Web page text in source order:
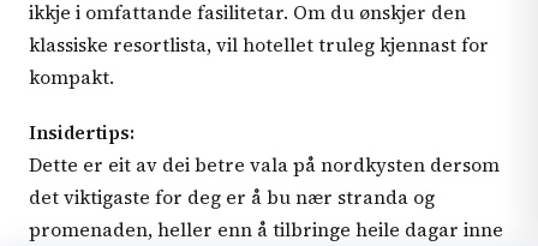
ikkje i omfattande fasilitetar. Om du ønskjer den
klassiske resortlista, vil hotellet truleg kjennast for
kompakt.
Insidertips:
Dette er eit av dei betre vala på nordkysten dersom
det viktigaste for deg er å bu nær stranda og
promenaden, heller enn å tilbringe heile dagar inne